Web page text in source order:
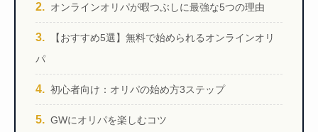
オンラインオリパが暇つぶしに最強な5つの理由
【おすすめ5選】無料で始められるオンラインオリ
パ
初心者向け：オリパの始め方3ステップ
GWにオリパを楽しむコツ